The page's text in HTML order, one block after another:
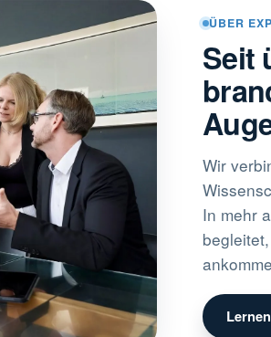
ÜBER
Seit
Wir
In mehr